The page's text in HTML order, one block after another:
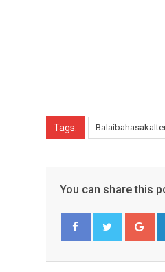
Tags:
You can share this